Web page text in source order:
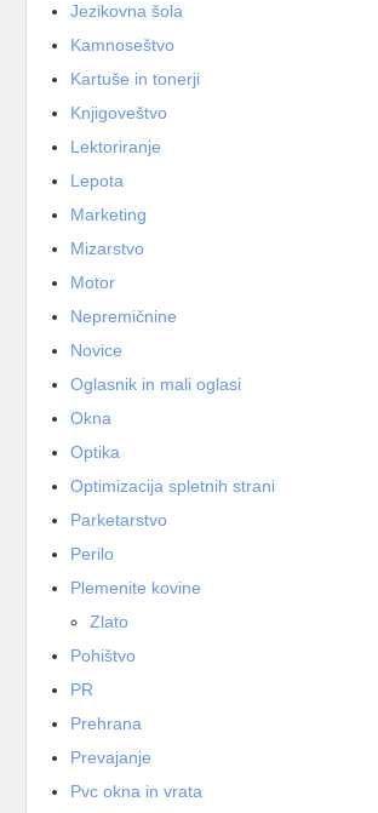
Jezikovna šola
Kamnoseštvo
Kartuše in tonerji
Knjigoveštvo
Lektoriranje
Lepota
Marketing
Mizarstvo
Motor
Nepremičnine
Novice
Oglasnik in mali oglasi
Okna
Optika
Optimizacija spletnih strani
Parketarstvo
Perilo
Plemenite kovine
Zlato
Pohištvo
PR
Prehrana
Prevajanje
Pvc okna in vrata